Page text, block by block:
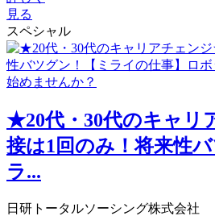
見る
スペシャル
★20代・30代のキャリ
接は1回のみ！将来性
ラ...
日研トータルソーシング株式会社